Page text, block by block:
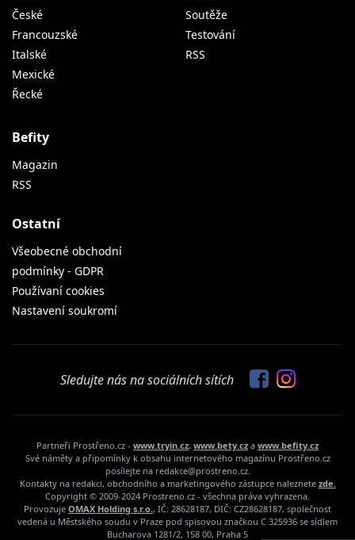
České
Francouzské
Italské
Mexické
Řecké
Soutěže
Testování
RSS
Befity
Magazin
RSS
Ostatní
Všeobecné obchodní
podmínky - GDPR
Používaní cookies
Nastavení soukromí
Sledujte nás na sociálních sítích
Partneři Prostřeno.cz - www.tryin.cz, www.bety.cz a www.befity.cz
Své náměty a připomínky k obsahu internetového magazínu Prostřeno.cz
posílejte na redakce@prostreno.cz.
Kontakty na redakci, obchodního a marketingového zástupce naleznete zde.
Copyright © 2009-2024 Prostreno.cz - všechna práva vyhrazena.
Provozuje OMAX Holding s.r.o., IČ: 28628187, DIČ: CZ28628187, společnost
vedená u Městského soudu v Praze pod spisovou značkou C 325936 se sídlem
Bucharova 1281/2, 158 00, Praha 5